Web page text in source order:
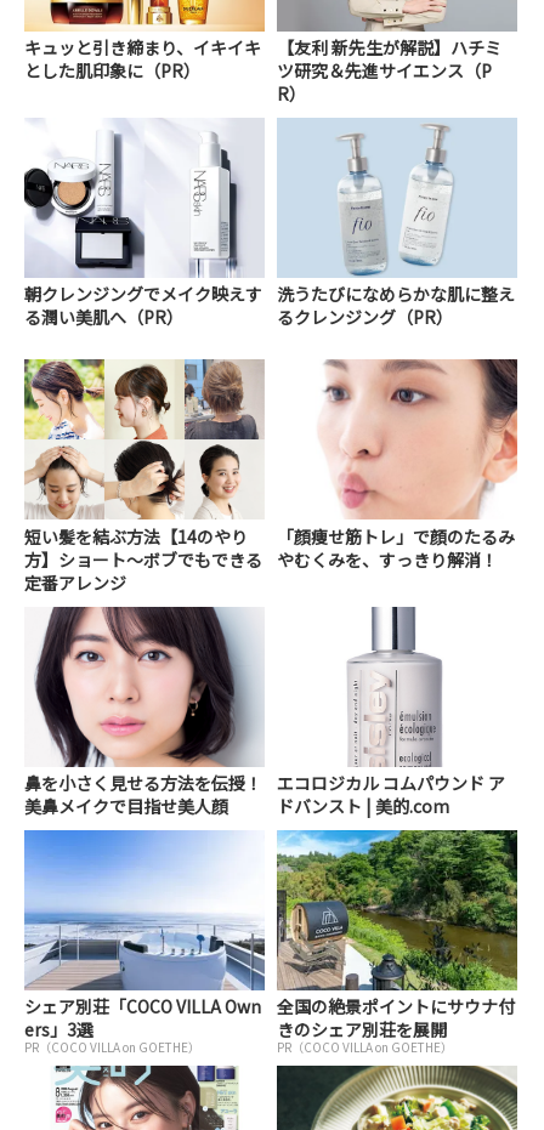
キュッと引き締まり、イキイキ
とした肌印象に（PR）
【友利 新先生が解説】ハチミ
ツ研究＆先進サイエンス（P
R）
朝クレンジングでメイク映えす
る潤い美肌へ（PR）
洗うたびになめらかな肌に整え
るクレンジング（PR）
短い髪を結ぶ方法【14のやり
方】ショート～ボブでもできる
定番アレンジ
「顔痩せ筋トレ」で顔のたるみ
やむくみを、すっきり解消！
鼻を小さく見せる方法を伝授！
美鼻メイクで目指せ美人顔
エコロジカル コムパウンド ア
ドバンスト | 美的.com
シェア別荘「COCO VILLA Own
ers」3選
PR（COCO VILLA on GOETHE）
全国の絶景ポイントにサウナ付
きのシェア別荘を展開
PR（COCO VILLA on GOETHE）